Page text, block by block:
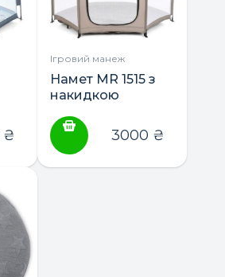
₴
Ігровий манеж
Намет MR 1515 з
накидкою
3000 ₴